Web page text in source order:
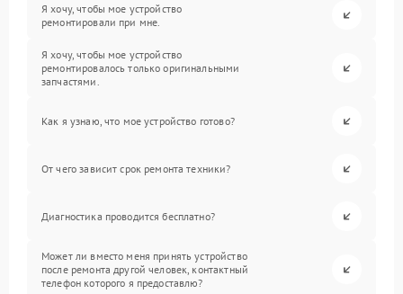
Я хочу, чтобы мое устройство
ремонтировали при мне.
Я хочу, чтобы мое устройство
ремонтировалось только оригинальными
запчастями.
Как я узнаю, что мое устройство готово?
От чего зависит срок ремонта техники?
Диагностика проводится бесплатно?
Может ли вместо меня принять устройство
после ремонта другой человек, контактный
телефон которого я предоставлю?